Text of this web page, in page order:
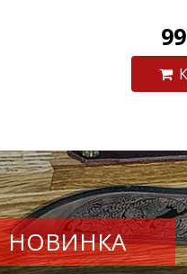
НОВИНКА